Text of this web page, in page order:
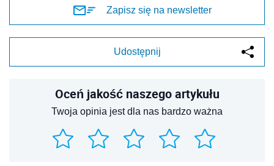
Zapisz się na newsletter
Udostępnij
Oceń jakość naszego artykułu
Twoja opinia jest dla nas bardzo ważna